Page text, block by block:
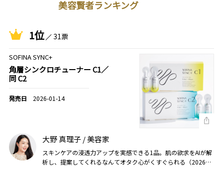
美容賢者ランキング
1位 31票
SOFINA SYNC+
角層シンクロチューナー C1／
同 C2
2026-01-14
大野 真理子 / 美容家
スキンケアの浸透力アップを実感できる1品。肌の欲求をAIが解
析し、提案してくれるなんてオタク心がくすぐられる（2026美